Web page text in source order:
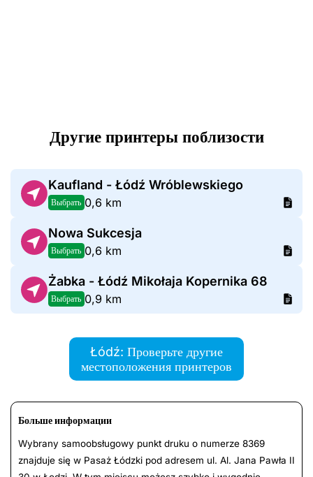
Другие принтеры поблизости
Kaufland - Łódź Wróblewskiego
Выбрать 0,6 km
Nowa Sukcesja
Выбрать 0,6 km
Żabka - Łódź Mikołaja Kopernika 68
Выбрать 0,9 km
Łódź: Проверьте другие
местоположения принтеров
Больше информации
Wybrany samoobsługowy punkt druku o numerze 8369
znajduje się w Pasaż Łódzki pod adresem ul. Al. Ja­na Paw­ła II